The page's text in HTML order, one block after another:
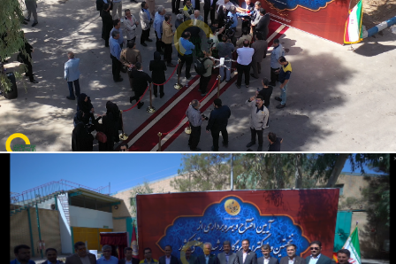
✅کابل‌ها: تماماً مسی – بیش از ۴۰,۰۰۰ متر کابل سولار
✅ تلفات سمت DC
: کمتر از ۱.۵٪
✅نوع قرارداد: فروش انرژی در بورس تابلو برق سبز
✅اثرات بهره‌برداری: تأمین برق ۱۱۰۰ خانوار
✅ کاهش آلایندگی: جلوگیری از انتشار ۲۳۰۰ تن CO₂ در سال
✅ معافیت کارخانه از قطعی برق تابستان ۱۴۰۴ به دلیل کاهش بار فیدر
آغاز فاز توسعه ۳ مگاوات جدید
مگاوات ظرفیت خورشیدی دیگر به مجموعه اضافه خواهد شد. با تکمیل این
فاز، ظرفیت کل نیروگاه قالی سلیمان به ۵ مگاوات خواهد رسید و این
مجموعه را به یکی از بزرگ‌ترین نیروگاه‌های خورشیدی صنعتی بر بام
کارخانه‌ها در ایران تبدیل می‌کند.